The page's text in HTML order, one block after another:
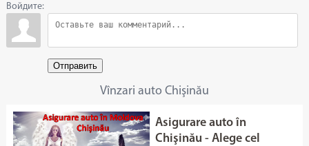
Войдите:
Отправить
Vînzari auto Chişinău
Asigurare auto în
Chişinău - Alege cel